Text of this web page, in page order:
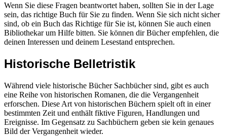
Wenn Sie diese Fragen beantwortet haben, sollten Sie in der Lage
sein, das richtige Buch für Sie zu finden. Wenn Sie sich nicht sicher
sind, ob ein Buch das Richtige für Sie ist, können Sie auch einen
Bibliothekar um Hilfe bitten. Sie können dir Bücher empfehlen, die
deinen Interessen und deinem Lesestand entsprechen.
Historische Belletristik
Während viele historische Bücher Sachbücher sind, gibt es auch
eine Reihe von historischen Romanen, die die Vergangenheit
erforschen. Diese Art von historischen Büchern spielt oft in einer
bestimmten Zeit und enthält fiktive Figuren, Handlungen und
Ereignisse. Im Gegensatz zu Sachbüchern geben sie kein genaues
Bild der Vergangenheit wieder.